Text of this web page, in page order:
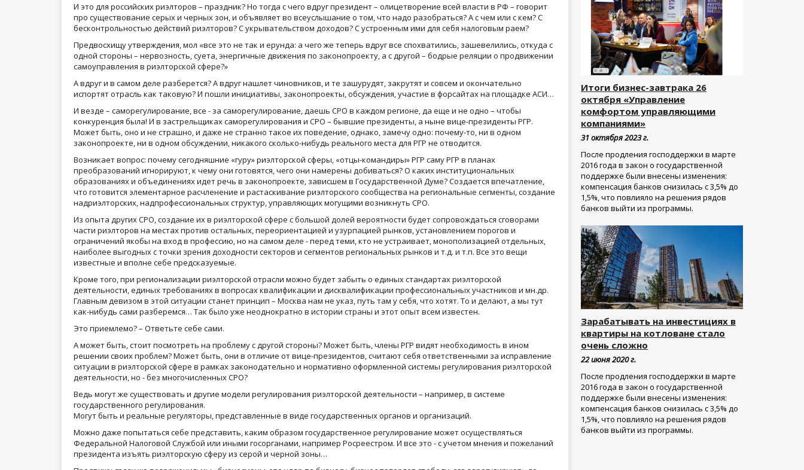
И это для российских риэлторов – праздник? Но тогда с чего вдруг президент – олицетворение всей власти в РФ – говорит
про существование серых и черных зон, и объявляет во всеуслышание о том, что надо разобраться? А с чем или с кем? С
бесконтрольностью действий риэлторов? С укрывательством доходов? С устроенным ими для себя налоговым раем?
Предвосхищу утверждения, мол «все это не так и ерунда: а чего же теперь вдруг все спохватились, зашевелились, откуда с
одной стороны – нервозность, суета, энергичные движения по законопроекту, а с другой – бодрые реляции о продвижении
самоуправления в риэлторской сфере?»
А вдруг и в самом деле разберется? А вдруг нашлет чиновников, и те зашурудят, закрутят и совсем и окончательно
испортят отрасль как таковую? И пошли инициативы, законопроекты, обсуждения, участие в форсайтах на площадке АСИ…
И везде – саморегулирование, все - за саморегулирование, даешь СРО в каждом регионе, да еще и не одно – чтобы
конкуренция была! И в застрельщиках саморегулирования и СРО – бывшие президенты, а ныне вице-президенты РГР.
Может быть, оно и не страшно, и даже не странно такое их поведение, однако, замечу одно: почему-то, ни в одном
законопроекте, ни в одном обсуждении, никакого сколько-нибудь реального места для РГР не отводится.
Возникает вопрос: почему сегодняшние «гуру» риэлторской сферы, «отцы-командиры» РГР саму РГР в планах
преобразований игнорируют, к чему они готовятся, чего они намерены добиваться? О каких институциональных
образованиях и объединениях идет речь в законопроекте, зависшем в Государственной Думе? Создается впечатление,
что готовится элементарное расчленение и растаскивание риэлторского сообщества на региональные сегменты, создание
надриэлторских, надпрофессиональных структур, управляющих могущими возникнуть СРО.
Из опыта других СРО, создание их в риэлторской сфере с большой долей вероятности будет сопровождаться сговорами
части риэлторов на местах против остальных, переориентацией и узурпацией рынков, установлением порогов и
ограничений якобы на вход в профессию, но на самом деле - перед теми, кто не устраивает, монополизацией отдельных,
наиболее выгодных с точки зрения доходности секторов и сегментов региональных рынков и т.д. и т.п. Все это вещи
известные и вполне себе предсказуемые.
Кроме того, при регионализации риэлторской отрасли можно будет забыть о единых стандартах риэлторской
деятельности, единых требованиях в вопросах квалификации и дисквалификации профессиональных участников и мн.др.
Главным девизом в этой ситуации станет принцип – Москва нам не указ, путь там у себя, что хотят. То и делают, а мы тут
как-нибудь сами разберемся… Так было уже неоднократно в истории страны и этот опыт всем известен.
Это приемлемо? – Ответьте себе сами.
А может быть, стоит посмотреть на проблему с другой стороны? Может быть, члены РГР видят необходимость в ином
решении своих проблем? Может быть, они в отличие от вице-президентов, считают себя ответственными за исправление
ситуации в риэлторской сфере в рамках законодательно и нормативно оформленной системы регулирования риэлторской
деятельности, но - без многочисленных СРО?
Ведь могут же существовать и другие модели регулирования риэлторской деятельности – например, в системе
государственного регулирования.
Могут быть и реальные регуляторы, представленные в виде государственных органов и организаций.
Можно даже попытаться себе представить, каким образом государственное регулирование может осуществляться
Федеральной Налоговой Службой или иными госорганами, например Росреестром. И все это - с учетом мнения и пожеланий
президента изъять риэлторскую сферу из серой и черной зоны…
Итоги бизнес-завтрака 26
октября «Управление
комфортом управляющими
компаниями»
31 октября 2023 г.
После продления господдержки в марте
2016 года в закон о государственной
поддержке были внесены изменения:
компенсация банков снизилась с 3,5% до
1,5%, что повлияло на решения рядов
банков выйти из программы.
Зарабатывать на инвестициях в
квартиры на котловане стало
очень сложно
22 июня 2020 г.
После продления господдержки в марте
2016 года в закон о государственной
поддержке были внесены изменения:
компенсация банков снизилась с 3,5% до
1,5%, что повлияло на решения рядов
банков выйти из программы.